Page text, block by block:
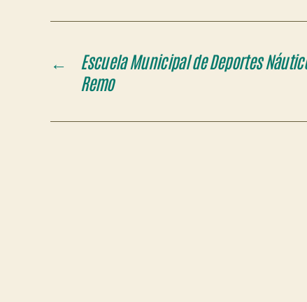
←
Escuela Municipal de Deportes
Remo